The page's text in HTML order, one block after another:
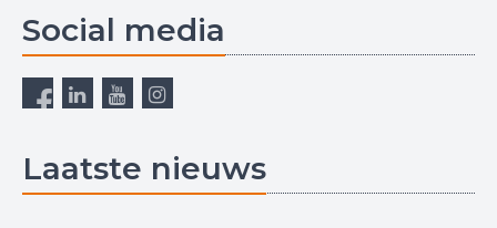
Social media
Laatste nieuws